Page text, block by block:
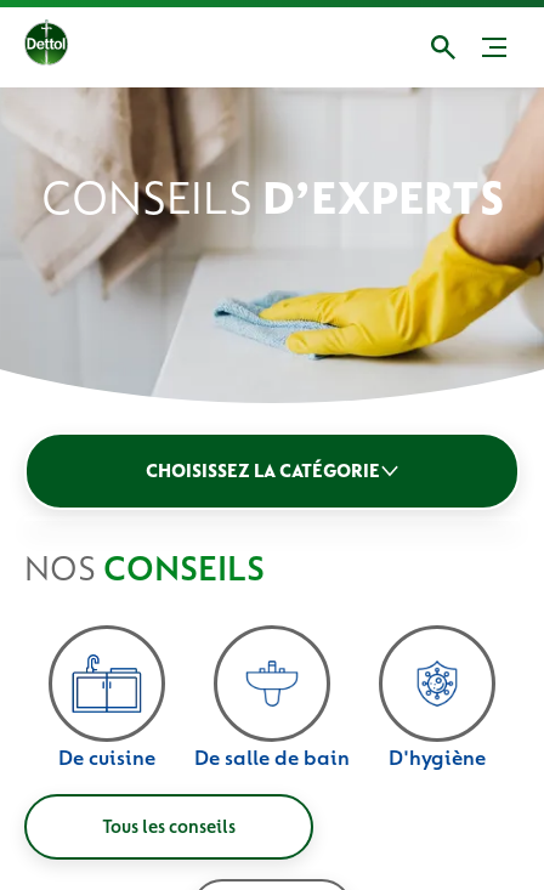
CONSEILSD’EXPERTS
CHOISISSEZ LA CATÉGORIE
Soins corporels
Famille
Germes, bactéries & virus
NOS CONSEILS
De cuisine De salle de bain D'hygiène
Tous les conseils